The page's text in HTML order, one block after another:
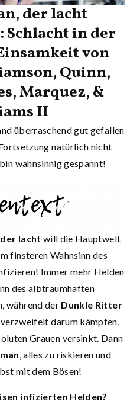
der lacht
Schlacht in der
von
Quinn,
Marquez, &
II
überraschend gut gefallen
natürlich nicht
wahnsinnig gespannt!
lacht will die Hauptwelt
finsteren Wahnsinn des
Immer mehr Helden
des albtraumhaften
während der Dunkle Ritter
verzweifelt darum kämpfen,
Grauen versinkt. Dann
, alles zu riskieren und
mit dem Bösen!
infizierten Helden?